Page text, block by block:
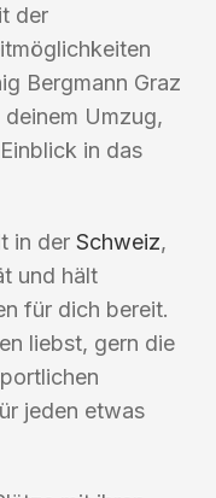
der
Bergmann Graz
Umzug,
in das
in der Schweiz,
und hält
für dich bereit.
liebst, gern die
jeden etwas